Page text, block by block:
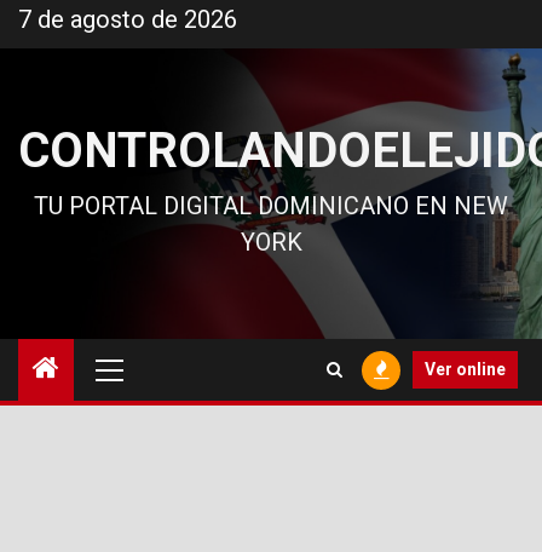
al
7 de agosto de 2026
TU PORTAL DIGITAL DOMINICANO EN NEW
YORK
principal
Ver online